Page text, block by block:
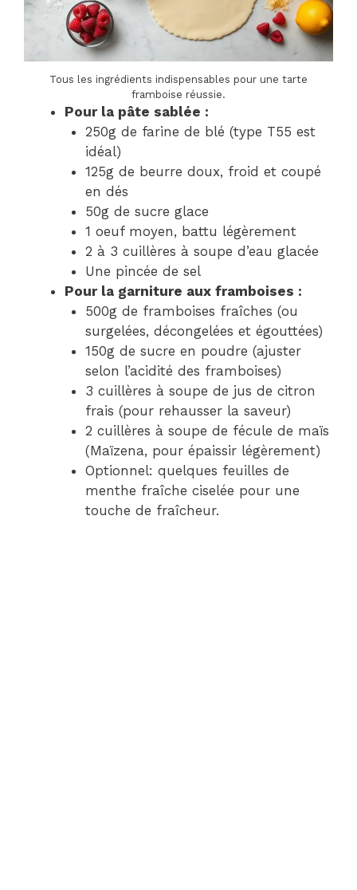
Tous les ingrédients indispensables pour une tarte
framboise réussie.
Pour la pâte sablée :
250g de farine de blé (type T55 est
idéal)
125g de beurre doux, froid et coupé
en dés
50g de sucre glace
1 oeuf moyen, battu légèrement
2 à 3 cuillères à soupe d’eau glacée
Une pincée de sel
Pour la garniture aux framboises :
500g de framboises fraîches (ou
surgelées, décongelées et égouttées)
150g de sucre en poudre (ajuster
selon l’acidité des framboises)
3 cuillères à soupe de jus de citron
frais (pour rehausser la saveur)
2 cuillères à soupe de fécule de maïs
(Maïzena, pour épaissir légèrement)
Optionnel: quelques feuilles de
menthe fraîche ciselée pour une
touche de fraîcheur.